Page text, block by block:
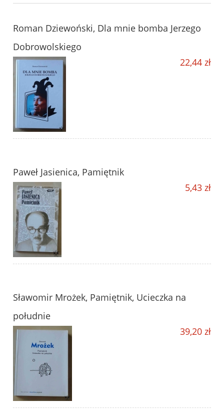
Roman Dziewoński, Dla mnie bomba Jerzego
Dobrowolskiego
22,44 zł
Paweł Jasienica, Pamiętnik
5,43 zł
Sławomir Mrożek, Pamiętnik, Ucieczka na
południe
39,20 zł